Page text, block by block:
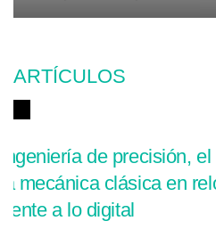
ARTÍCULOS
Ingeniería de precisión,
la mecánica clásica en
frente a lo digital